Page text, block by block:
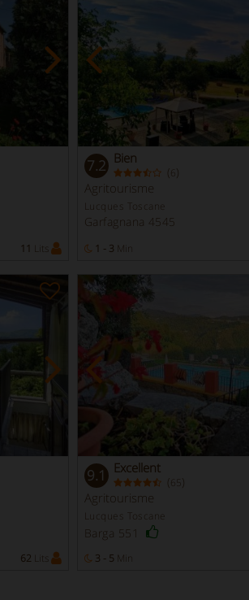
11 Lits
7.2 Bien
( )
Agritourisme
Lucques Toscane
Garfagnana 4545
1 - 3 Min
62 Lits
9.1 Excellent
( )
Agritourisme
Lucques Toscane
Barga 551
3 - 5 Min